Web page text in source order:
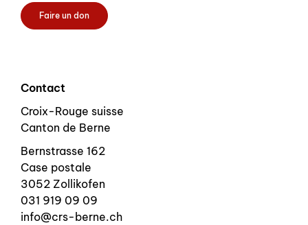
Faire un don
Contact
Croix-Rouge suisse
Canton de Berne
Bernstrasse 162
Case postale
3052 Zollikofen
031 919 09 09
info@crs-berne.ch